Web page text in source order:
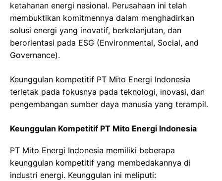
ketahanan energi nasional. Perusahaan ini telah
membuktikan komitmennya dalam menghadirkan
solusi energi yang inovatif, berkelanjutan, dan
berorientasi pada ESG (Environmental, Social, and
Governance).
Keunggulan kompetitif PT Mito Energi Indonesia
terletak pada fokusnya pada teknologi, inovasi, dan
pengembangan sumber daya manusia yang terampil.
Keunggulan Kompetitif PT Mito Energi Indonesia
PT Mito Energi Indonesia memiliki beberapa
keunggulan kompetitif yang membedakannya di
industri energi. Keunggulan ini meliputi: